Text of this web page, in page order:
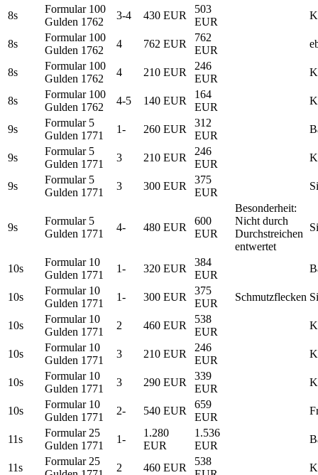
8s
Formular 100
Gulden 1762
3-4 430 EUR
503
EUR
8s
Formular 100
Gulden 1762
4 762 EUR
762
EUR
8s
Formular 100
Gulden 1762
4 210 EUR
246
EUR
8s
Formular 100
Gulden 1762
4-5 140 EUR
164
EUR
9s
Formular 5
Gulden 1771
1- 260 EUR
312
EUR
9s
Formular 5
Gulden 1771
3 210 EUR
246
EUR
9s
Formular 5
Gulden 1771
3 300 EUR
375
EUR
9s
Formular 5
Gulden 1771
4- 480 EUR
600
EUR
Besonderheit:
Nicht durch
Durchstreichen
entwertet
10s
Formular 10
Gulden 1771
1- 320 EUR
384
EUR
10s
Formular 10
Gulden 1771
1- 300 EUR
375
EUR
Schmutzflecken
10s
Formular 10
Gulden 1771
2 460 EUR
538
EUR
10s
Formular 10
Gulden 1771
3 210 EUR
246
EUR
10s
Formular 10
Gulden 1771
3 290 EUR
339
EUR
10s
Formular 10
Gulden 1771
2- 540 EUR
659
EUR
11s
Formular 25
Gulden 1771
1-
1.280
EUR
1.536
EUR
11s
Formular 25
2 460 EUR
538